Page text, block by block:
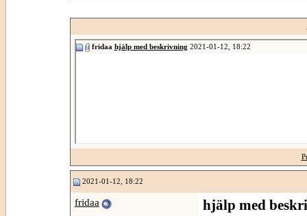
fridaa hjälp med beskrivning 2021-01-12, 18:22
2021-01-12, 18:22
fridaa
hjälp med